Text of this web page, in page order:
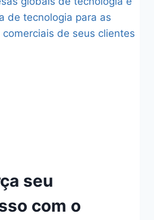
seu
com o